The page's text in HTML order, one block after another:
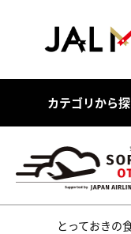
カテゴリから
とっておきの